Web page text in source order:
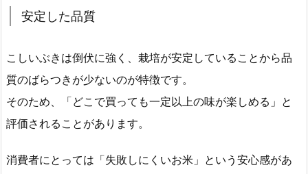
安定した品質
こしいぶきは倒伏に強く、栽培が安定していることから品
質のばらつきが少ないのが特徴です。
そのため、「どこで買っても一定以上の味が楽しめる」と
評価されることがあります。
消費者にとっては「失敗しにくいお米」という安心感があ